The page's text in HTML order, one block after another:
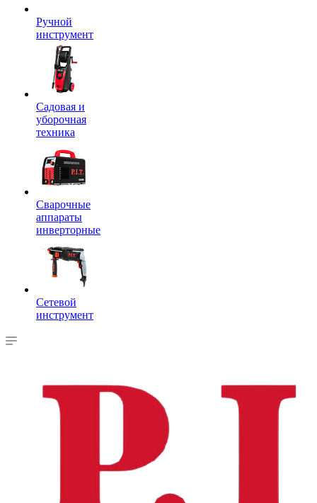
Ручной
инструмент
Садовая и
уборочная
техника
Сварочные
аппараты
инверторные
Сетевой
инструмент